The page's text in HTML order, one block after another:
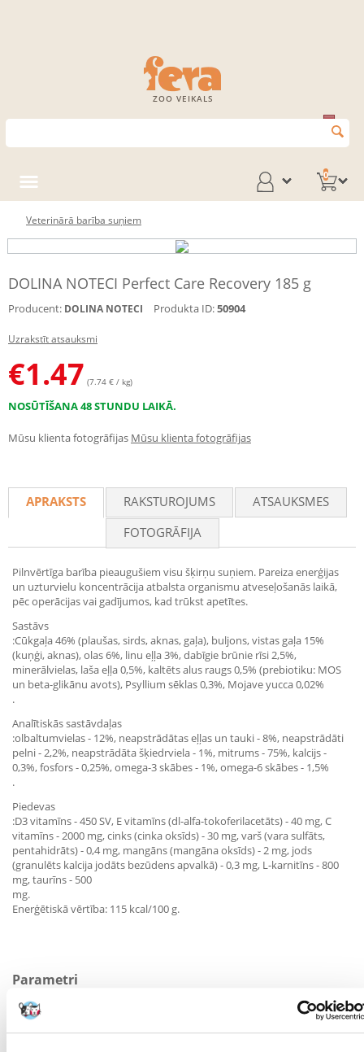
ZOO VEIKALS
0
Veterinārā barība suņiem
DOLINA NOTECI Perfect Care Recovery 185 g
Producent: DOLINA NOTECI Produkta ID:50904
Uzrakstīt atsauksmi
€1.47 (7.74 € / kg)
NOSŪTĪŠANA 48 STUNDU LAIKĀ.
Mūsu klienta fotogrāfijas Mūsu klienta fotogrāfijas
APRAKSTS RAKSTUROJUMS
ATSAUKSMES
FOTOGRĀFIJA
Pilnvērtīga barība pieaugušiem visu šķirņu suņiem. Pareiza enerģijas
un uzturvielu koncentrācija atbalsta organismu atveseļošanās laikā,
pēc operācijas vai gadījumos, kad trūkst apetītes.
Sastāvs
:Cūkgaļa 46% (plaušas, sirds, aknas, gaļa), buljons, vistas gaļa 15%
(kuņģi, aknas), olas 6%, linu eļļa 3%, dabīgie brūnie rīsi 2,5%,
minerālvielas, laša eļļa 0,5%, kaltēts alus raugs 0,5% (prebiotiku: MOS
un beta-glikānu avots), Psyllium sēklas 0,3%, Mojave yucca 0,02%
.
Analītiskās sastāvdaļas
:olbaltumvielas - 12%, neapstrādātas eļļas un tauki - 8%, neapstrādāti
pelni - 2,2%, neapstrādāta šķiedrviela - 1%, mitrums - 75%, kalcijs -
0,3%, fosfors - 0,25%, omega-3 skābes - 1%, omega-6 skābes - 1,5%
.
Piedevas
:D3 vitamīns - 450 SV, E vitamīns (dl-alfa-tokoferilacetāts) - 40 mg, C
vitamīns - 2000 mg, cinks (cinka oksīds) - 30 mg, varš (vara sulfāts,
pentahidrāts) - 0,4 mg, mangāns (mangāna oksīds) - 2 mg, jods
(granulēts kalcija jodāts bezūdens apvalkā) - 0,3 mg, L-karnitīns - 800
mg, taurīns - 500
mg.
Enerģētiskā vērtība: 115 kcal/100 g.
Parametri
IEPAKOJUMA SVARS
(KG):